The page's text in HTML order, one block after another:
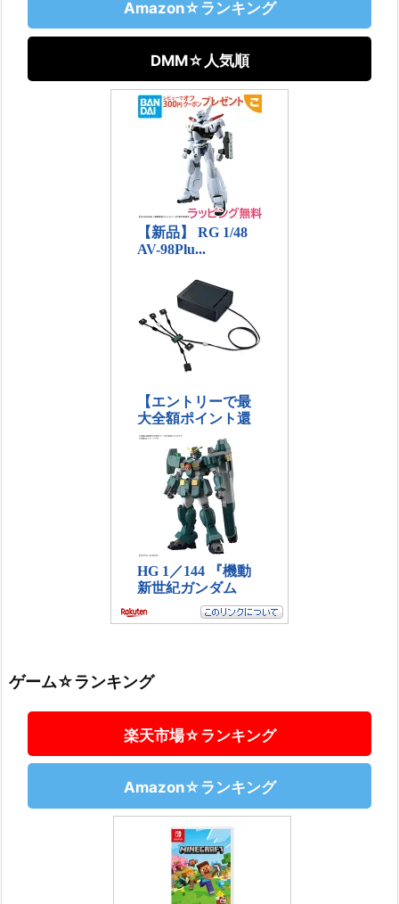
Amazon☆ランキング
DMM☆人気順
ゲーム☆ランキング
楽天市場☆ランキング
Amazon☆ランキング